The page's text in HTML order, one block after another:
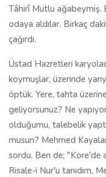
musun? Mehmed
sordu. Ben de; "Kore'de
Risale-i Nur'u tanıdım,
Kayalar'ın derslerine
Ahmet Bilici Hoca da
Hazretleri ona, Risale-i
sormuştu. "Bu topraklar
zekâtı olmaz diyorlar?.."
Allahın toprağıdır.
heyecandan olacak